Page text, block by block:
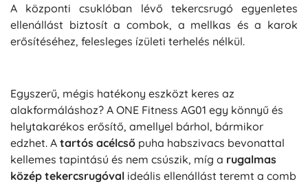
A központi csuklóban lévő tekercsrugó egyenletes
ellenállást biztosít a combok, a mellkas és a karok
erősítéséhez, felesleges ízületi terhelés nélkül.
Egyszerű, mégis hatékony eszközt keres az
alakformáláshoz? A ONE Fitness AG01 egy könnyű és
helytakarékos erősítő, amellyel bárhol, bármikor
edzhet. A tartós acélcső puha habszivacs bevonattal
kellemes tapintású és nem csúszik, míg a rugalmas
közép tekercsrugóval ideális ellenállást teremt a comb